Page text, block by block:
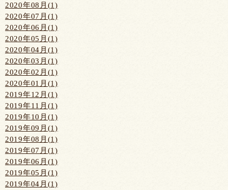
2020年08月(1)
2020年07月(1)
2020年06月(1)
2020年05月(1)
2020年04月(1)
2020年03月(1)
2020年02月(1)
2020年01月(1)
2019年12月(1)
2019年11月(1)
2019年10月(1)
2019年09月(1)
2019年08月(1)
2019年07月(1)
2019年06月(1)
2019年05月(1)
2019年04月(1)